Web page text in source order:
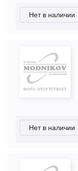
Нет в наличии
Нет в наличии